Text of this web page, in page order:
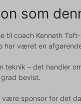
som
til coach Kenneth
har været en
teknik – det handler
bevist.
være sponsor for det